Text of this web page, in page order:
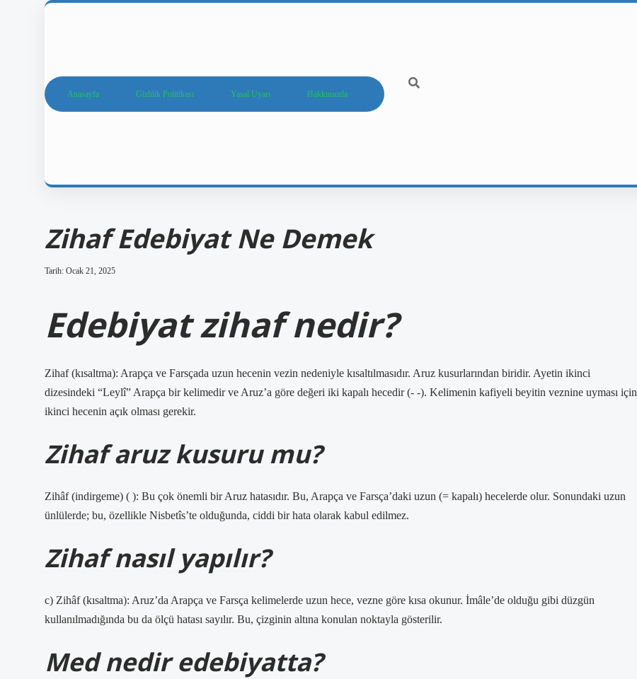
Anasayfa Gizlilik Politikası Yasal Uyarı Hakkımızda
Zihaf Edebiyat Ne Demek
Tarih: Ocak 21, 2025
Edebiyat zihaf nedir?
Zihaf (kısaltma): Arapça ve Farsçada uzun hecenin vezin nedeniyle kısaltılmasıdır. Aruz kusurlarından biridir. Ayetin ikinci
dizesindeki “Leylî” Arapça bir kelimedir ve Aruz’a göre değeri iki kapalı hecedir (- -). Kelimenin kafiyeli beyitin veznine uyması için
ikinci hecenin açık olması gerekir.
Zihaf aruz kusuru mu?
Zihâf (indirgeme) ( ): Bu çok önemli bir Aruz hatasıdır. Bu, Arapça ve Farsça’daki uzun (= kapalı) hecelerde olur. Sonundaki uzun
ünlülerde; bu, özellikle Nisbetîs’te olduğunda, ciddi bir hata olarak kabul edilmez.
Zihaf nasıl yapılır?
c) Zihâf (kısaltma): Aruz’da Arapça ve Farsça kelimelerde uzun hece, vezne göre kısa okunur. İmâle’de olduğu gibi düzgün
kullanılmadığında bu da ölçü hatası sayılır. Bu, çizginin altına konulan noktayla gösterilir.
Med nedir edebiyatta?